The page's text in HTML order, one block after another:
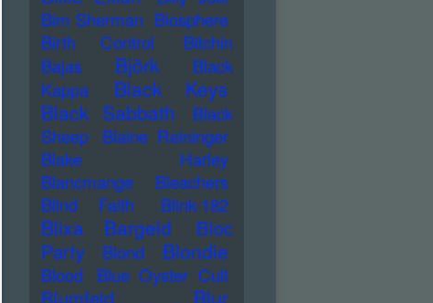
Bim Sherman Biosphere
Birth Control
Bitchin
Bajas
Björk
Black
Kappa
Black Keys
Black Sabbath
Black
Sheep
Blaine Reininger
Blake Harley
Blancmange
Bleachers
Blind Faith
Blink-182
Blixa Bargeld
Bloc
Party
Blond Blondie
Blood Blue Oyster Cult
Blumfeld Blur